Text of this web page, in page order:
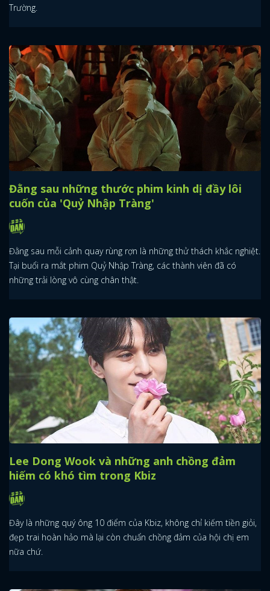
Trường.
Đằng sau những thước phim kinh dị đầy lôi
cuốn của 'Quỷ Nhập Tràng'
Đằng sau mỗi cảnh quay rùng rợn là những thử thách khắc nghiệt.
Tại buổi ra mắt phim Quỷ Nhập Tràng, các thành viên đã có
những trải lòng vô cùng chân thật.
Lee Dong Wook và những anh chồng đảm
hiếm có khó tìm trong Kbiz
Đây là những quý ông 10 điểm của Kbiz, không chỉ kiếm tiền giỏi,
đẹp trai hoàn hảo mà lại còn chuẩn chồng đảm của hội chị em
nữa chứ.